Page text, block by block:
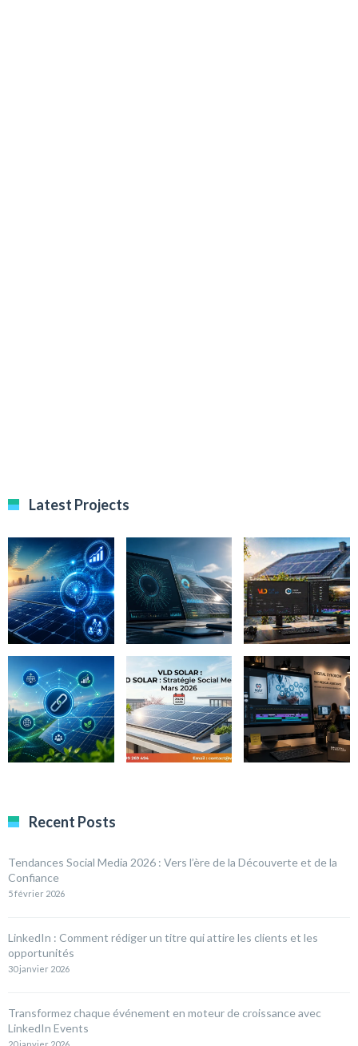
Latest Projects
Recent Posts
Tendances Social Media 2026 : Vers l’ère de la Découverte et de la
Confiance
5 février 2026
LinkedIn : Comment rédiger un titre qui attire les clients et les
opportunités
30 janvier 2026
Transformez chaque événement en moteur de croissance avec
LinkedIn Events
20 janvier 2026